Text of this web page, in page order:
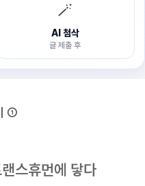
🪄
AI 첨삭
글 제출 후
①
스휴먼에 닿다